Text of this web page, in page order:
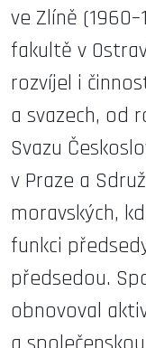
ve Zlíně
fakultě v
rozvíjel i
a svazech, od
Svazu
v Praze a
moravských,
funkci
předsedou.
obnovoval